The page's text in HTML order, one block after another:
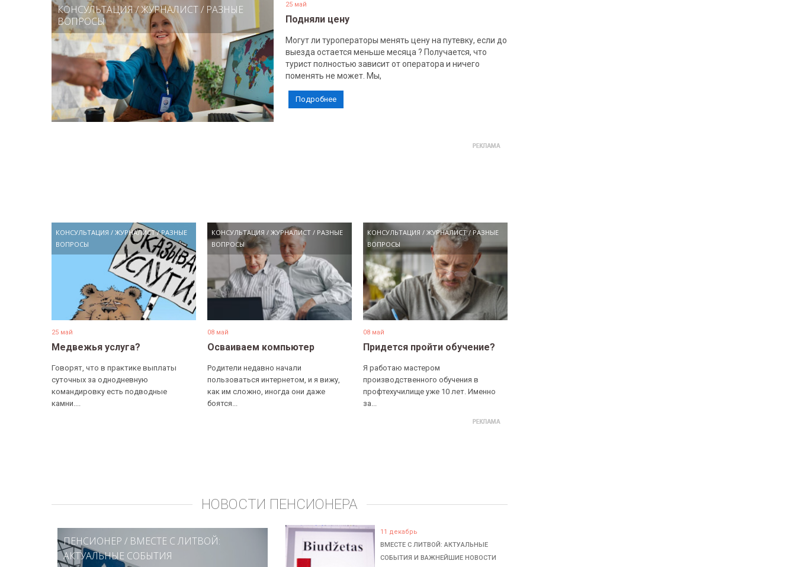
КОНСУЛЬТАЦИЯ/ЖУРНАЛИСТ/ РАЗНЫЕ
ВОПРОСЫ
25 май
Подняли цену
Могут ли туроператоры менять цену на путевку, если до
выезда остается меньше месяца ? Получается, что
турист полностью зависит от оператора и ничего
поменять не может. Мы,
Подробнее
КОНСУЛЬТАЦИЯ / ЖУРНАЛИСТ/РАЗНЫЕ
ВОПРОСЫ
25 май
Медвежья услуга?
Говорят, что в практике выплаты
суточных за однодневную
командировку есть подводные
камни....
КОНСУЛЬТАЦИЯ /ЖУРНАЛИСТ / РАЗНЫЕ
ВОПРОСЫ
08 май
Осваиваем компьютер
Родители недавно начали
пользоваться интернетом, и я вижу,
как им сложно, иногда они даже
боятся...
КОНСУЛЬТАЦИЯ /ЖУРНАЛИСТ/ РАЗНЫЕ
ВОПРОСЫ
08 май
Придется пройти обучение?
Я работаю мастером
производственного обучения в
профтехучилище уже 10 лет. Именно
за...
НОВОСТИ ПЕНСИОНЕРА
ПЕНСИОНЕР / ВМЕСТЕ С ЛИТВОЙ:
АКТУАЛЬНЫЕ СОБЫТИЯ
11 декабрь
ВМЕСТЕ С ЛИТВОЙ: АКТУАЛЬНЫЕ
СОБЫТИЯ И ВАЖНЕЙШИЕ НОВОСТИ